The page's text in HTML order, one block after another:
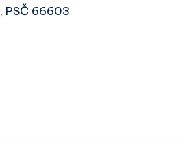
PSČ 66603